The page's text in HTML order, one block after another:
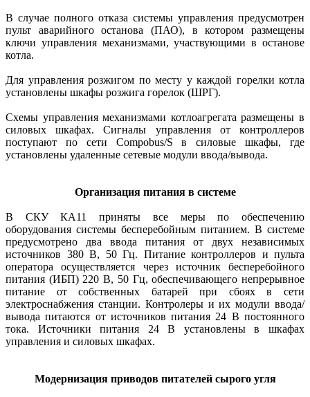
В случае полного отказа системы управления предусмотрен
пульт аварийного останова (ПАО), в котором размещены
ключи управления механизмами, участвующими в останове
котла.
Для управления розжигом по месту у каждой горелки котла
установлены шкафы розжига горелок (ШРГ).
Схемы управления механизмами котлоагрегата размещены в
силовых шкафах. Сигналы управления от контроллеров
поступают по сети Compobus/S в силовые шкафы, где
установлены удаленные сетевые модули ввода/вывода.
Организация питания в системе
В СКУ КА11 приняты все меры по обеспечению
оборудования системы бесперебойным питанием. В системе
предусмотрено два ввода питания от двух независимых
источников 380 В, 50 Гц. Питание контроллеров и пульта
оператора осуществляется через источник бесперебойного
питания (ИБП) 220 В, 50 Гц, обеспечивающего непрерывное
питание от собственных батарей при сбоях в сети
электроснабжения станции. Контролеры и их модули ввода/
вывода питаются от источников питания 24 В постоянного
тока. Источники питания 24 В установлены в шкафах
управления и силовых шкафах.
Модернизация приводов питателей сырого угля